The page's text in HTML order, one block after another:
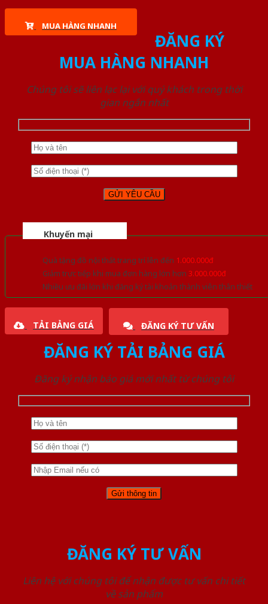
MUA HÀNG NHANH
ĐĂNG KÝ
MUA HÀNG NHANH
Chúng tôi sẽ liên lạc lại với quý khách trong thời
gian ngắn nhất
Khuyến mại
Quà tặng đồ nội thất trang trí lên đến 1.000.000đ
Giảm trực tiếp khi mua đơn hàng lớn hơn 3.000.000đ
Nhiều ưu đãi lớn khi đăng ký tài khoản thành viên thân thiết
TẢI BẢNG GIÁ ĐĂNG KÝ TƯ VẤN
ĐĂNG KÝ TẢI BẢNG GIÁ
Đăng ký nhận báo giá mới nhất từ chúng tôi
ĐĂNG KÝ TƯ VẤN
Liên hệ với chúng tôi để nhận được tư vấn chi tiết
về sản phẩm